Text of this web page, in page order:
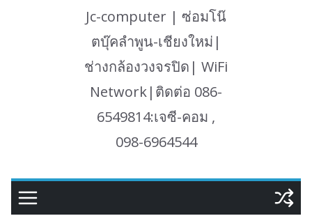
Jc-computer | ซ่อมโน๊
ตบุ๊คลำพูน-เชียงใหม่|
ช่างกล้องวงจรปิด| WiFi
Network|ติดต่อ 086-
6549814:เจซี-คอม ,
098-6964544